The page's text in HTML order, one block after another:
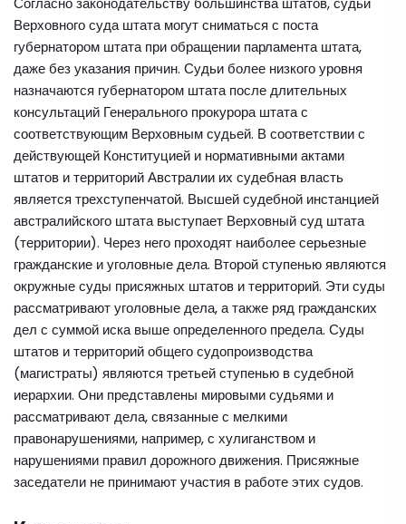
Верховного суда штата могут сниматься с поста
губернатором штата при обращении парламента штата,
даже без указания причин. Судьи более низкого уровня
назначаются губернатором штата после длительных
консультаций Генерального прокурора штата с
соответствующим Верховным судьей. В соответствии с
действующей Конституцией и нормативными актами
штатов и территорий Австралии их судебная власть
является трехступенчатой. Высшей судебной инстанцией
австралийского штата выступает Верховный суд штата
(территории). Через него проходят наиболее серьезные
гражданские и уголовные дела. Второй ступенью являются
окружные суды присяжных штатов и территорий. Эти суды
рассматривают уголовные дела, а также ряд гражданских
дел с суммой иска выше определенного предела. Суды
штатов и территорий общего судопроизводства
(магистраты) являются третьей ступенью в судебной
иерархии. Они представлены мировыми судьями и
рассматривают дела, связанные с мелкими
правонарушениями, например, с хулиганством и
нарушениями правил дорожного движения. Присяжные
заседатели не принимают участия в работе этих судов.